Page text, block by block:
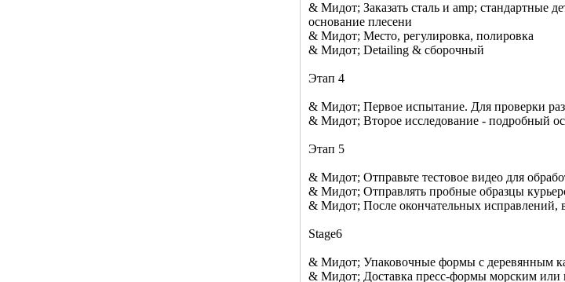
& Мидот; Заказать сталь и amp; стандартные
основание плесени
& Мидот; Место, регулировка, полировка
& Мидот; Detailing & сборочный
Этап 4
& Мидот; Первое испытание. Для проверки
& Мидот; Второе исследование - подробный
Этап 5
& Мидот; Отправьте тестовое видео для
& Мидот; Отправлять пробные образцы
& Мидот; После окончательных
Stage6
& Мидот; Упаковочные формы с деревянным
& Мидот; Доставка пресс-формы морским или